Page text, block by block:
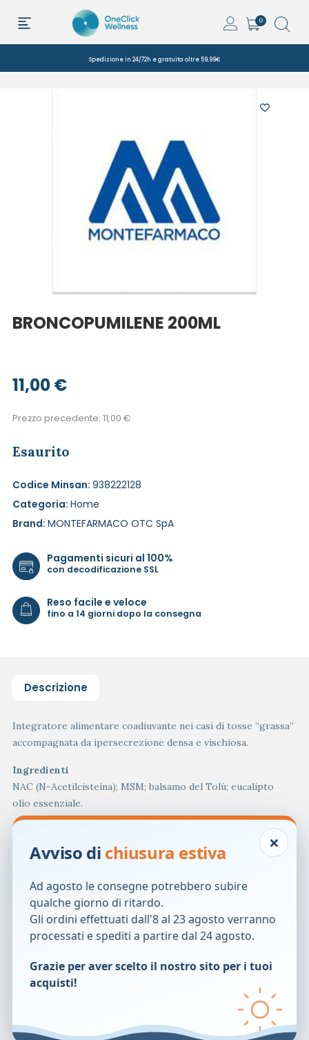
0
Spedizione in 24/72h e gratuita oltre 59,99€
BRONCOPUMILENE 200ML
11,00€
Prezzo precedente: 11,00 €
Esaurito
Codice Minsan: 938222128
Categoria: Home
Brand: MONTEFARMACO OTC SpA
Pagamenti sicuri al 100%
con decodificazione SSL
Reso facile e veloce
fino a 14 giorni dopo la consegna
Descrizione
Integratore alimentare coadiuvante nei casi di tosse “grassa”
accompagnata da ipersecrezione densa e vischiosa.
Ingredienti
NAC (N-Acetilcisteina); MSM; balsamo del Tolù; eucalipto
olio essenziale.
Avvertenze
Non somministrare il prodotto a bambini al di sotto dei tre
Non superare la dose giornaliera raccomandata.
Gli integratori non vanno intesi come sostituti di una dieta
variata.
Tenere fuori dalla portata dei bambini al di sotto dei tre anni.
Flacone da 200 ml.
×
Avviso di chiusura estiva
Ad agosto le consegne potrebbero subire
qualche giorno di ritardo.
Gli ordini effettuati dall'8 al 23 agosto verranno
processati e spediti a partire dal 24 agosto.
Grazie per aver scelto il nostro sito per i tuoi
acquisti!